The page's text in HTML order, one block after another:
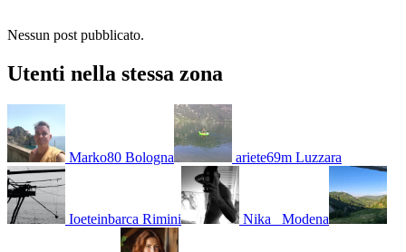
Nessun post pubblicato.
Utenti nella stessa zona
Marko80 Bologna ariete69m Luzzara
Ioeteinbarca Rimini Nika_ Modena